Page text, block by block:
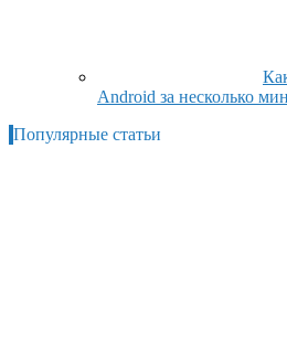
Android за несколько
Популярные статьи